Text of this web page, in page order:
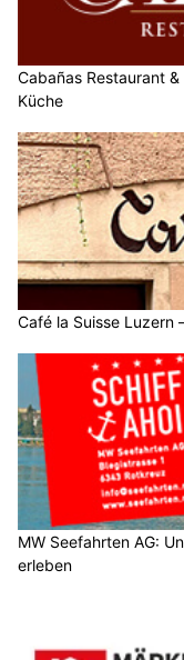
Cabañas Restaurant
Küche
Café la Suisse Luzern
MW Seefahrten AG:
erleben